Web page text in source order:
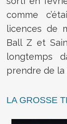
comme
licences de
Ball Z et
longtemps
prendre de la
LA GROSSE